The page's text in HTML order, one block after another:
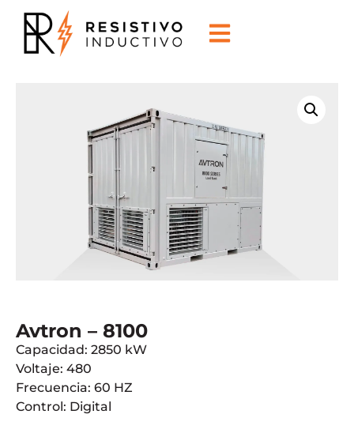
Avtron – 8100
Capacidad: 2850 kW
Voltaje: 480
Frecuencia: 60 HZ
Control: Digital